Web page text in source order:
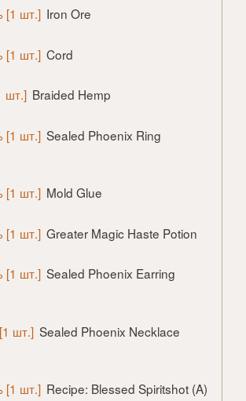
[1 шт.] Iron Ore
[1 шт.] Cord
шт.] Braided Hemp
[1 шт.] Sealed Phoenix Ring
[1 шт.] Mold Glue
[1 шт.] Greater Magic Haste Potion
[1 шт.] Sealed Phoenix Earring
шт.] Sealed Phoenix Necklace
[1 шт.] Recipe: Blessed Spiritshot (A)